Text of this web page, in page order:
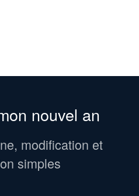
nouvel an
modification et
simples